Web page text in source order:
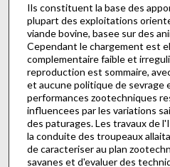
Ils constituent la base des
plupart des exploitations
viande bovine, basee sur des
Cependant le chargement est
complementaire faible et
reproduction est sommaire,
et aucune politique de sevrage
performances zootechniques
influencees par les variations
des paturages. Les travaux de
la conduite des troupeaux
de caracteriser au plan
savanes et d'evaluer des